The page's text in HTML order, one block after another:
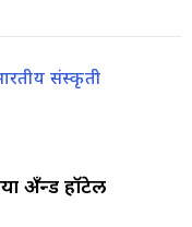
संस्कृती
अँन्ड हॉटेल